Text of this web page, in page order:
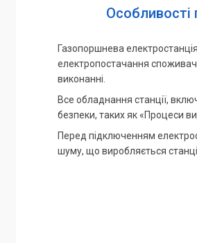
Особливості
Газопоршнева
електропостачання
виконанні.
Все обладнання станції,
безпеки, таких як «Процеси
Перед підключенням
шуму, що виробляється